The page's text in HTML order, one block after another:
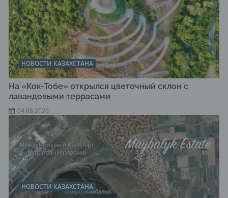
НОВОСТИ КАЗАХСТАНА
На «Кок-Тобе» открылся цветочный склон с
лавандовыми террасами
04.08.2026
НОВОСТИ КАЗАХСТАНА